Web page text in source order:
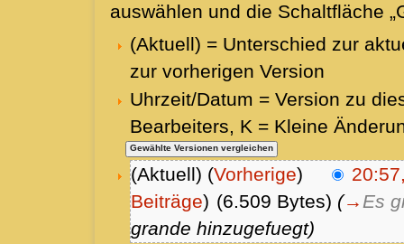
auswählen und die Schaltfläche
(Aktuell) = Unterschied zur
zur vorherigen Version
Uhrzeit/Datum = Version zu
Bearbeiters, K = Kleine
(Aktuell) (Vorherige)
Beiträge) (6.509 Bytes) (→ Es
grande hinzugefuegt)